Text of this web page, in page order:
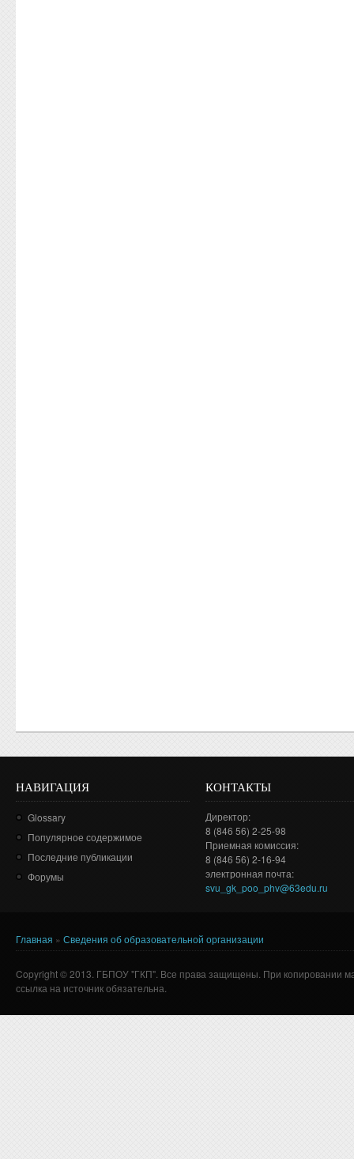
НАВИГАЦИЯ
Glossary
Популярное содержимое
Последние публикации
Форумы
КОНТАКТЫ
Директор:
8 (846 56) 2-25-98
Приемная комиссия:
8 (846 56) 2-16-94
электронная почта:
svu_gk_poo_phv@63edu.ru
Вы здесь
Главная » Сведения об образовательной организации
Copyright © 2013. ГБПОУ "ГКП". Все права защищены. При копировании
ссылка на источник обязательна.